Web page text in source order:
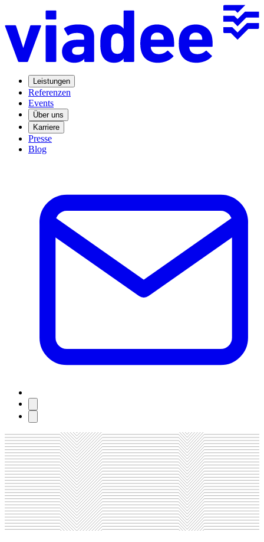
Leistungen
Referenzen
Events
Über uns
Karriere
Presse
Blog